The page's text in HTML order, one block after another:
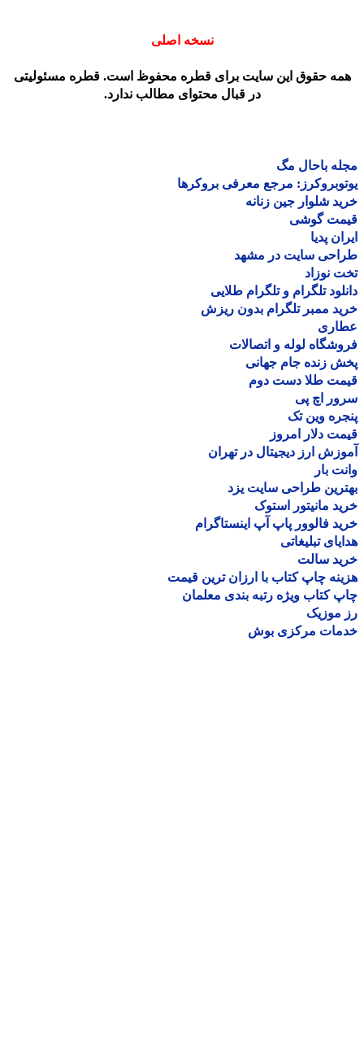
نسخه اصلی
حقوق این سایت برای قطره محفوظ است. قطره مسئولیتی
در قبال محتوای مطالب ندارد.
باحال مگ
مرجع معرفی بروکرها
شلوار جین زنانه
گوشی
پدیا
سایت در مشهد
نوزاد
تلگرام و تلگرام طلایی
ممبر تلگرام بدون ریزش
لوله و اتصالات
زنده جام جهانی
طلا دست دوم
اچ پی
وین تک
دلار امروز
ارز دیجیتال در تهران
بار
طراحی سایت یزد
مانیتور استوک
فالوور پاپ آپ اینستاگرام
تبلیغاتی
سالت
چاپ کتاب با ارزان ترین قیمت
کتاب ویژه رتبه بندی معلمان
موزیک
مرکزی بوش